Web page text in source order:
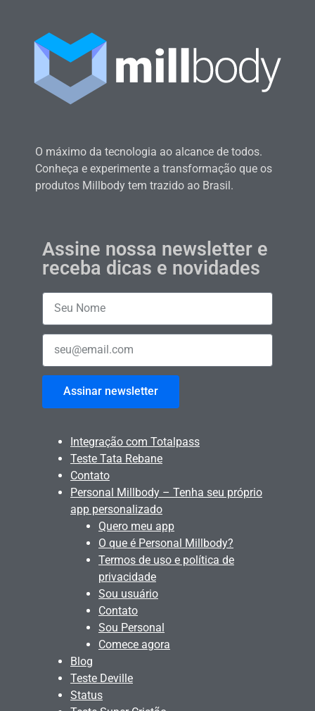
O máximo da tecnologia ao alcance de todos.
Conheça e experimente a transformação que os
produtos Millbody tem trazido ao Brasil.
Assine nossa newsletter e
receba dicas e novidades
Assinar newsletter
Integração com Totalpass
Teste Tata Rebane
Contato
Personal Millbody – Tenha seu próprio
app personalizado
Quero meu app
O que é Personal Millbody?
Termos de uso e política de
privacidade
Sou usuário
Contato
Sou Personal
Comece agora
Blog
Teste Deville
Status